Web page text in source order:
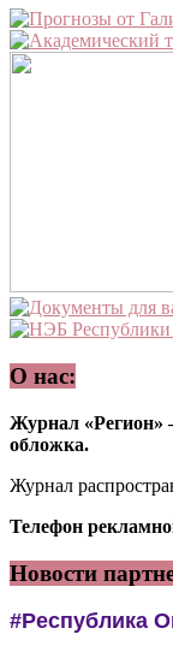
О нас:
Журнал «Регион»
обложка.
Журнал
Телефон
Новости